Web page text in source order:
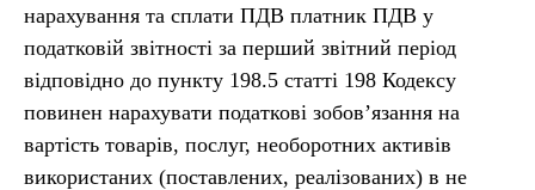
нарахування та сплати ПДВ платник ПДВ у
податковій звітності за перший звітний період
відповідно до пункту 198.5 статті 198 Кодексу
повинен нарахувати податкові зобов’язання на
вартість товарів, послуг, необоротних активів
використаних (поставлених, реалізованих) в не